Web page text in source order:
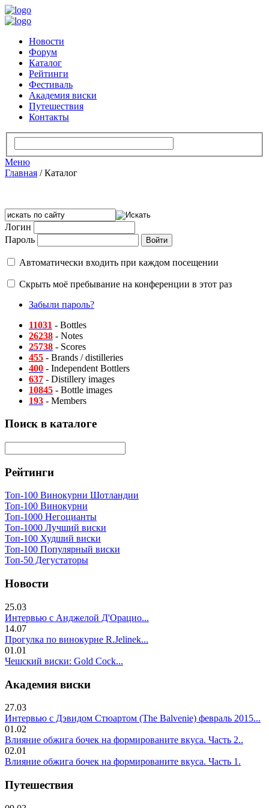
Новости
Форум
Каталог
Рейтинги
Фестиваль
Академия виски
Путешествия
Контакты
Меню
Главная /Каталог
Логин
Пароль
Автоматически входить при каждом посещении
Скрыть моё пребывание на конференции в этот раз
Забыли пароль?
11031 - Bottles
26238 - Notes
25738 - Scores
455 - Brands / distilleries
400 - Independent Bottlers
637 - Distillery images
10845 - Bottle images
193 - Members
Поиск в каталоге
Рейтинги
Топ-100 Винокурни Шотландии
Топ-100 Винокурни
Топ-1000 Негоцианты
Топ-1000 Лучший виски
Топ-100 Худший виски
Топ-100 Популярный виски
Топ-50 Дегустаторы
Новости
25.03
Интервью с Анджелой Д'Орацио...
14.07
Прогулка по винокурне R.Jelinek...
01.01
Чешский виски: Gold Cock...
Академия виски
27.03
Интервью с Дэвидом Стюартом (The Balvenie) февраль 2015...
01.02
Влияние обжига бочек на формированите вкуса. Часть 2..
02.01
Влияние обжига бочек на формированите вкуса. Часть 1.
Путешествия